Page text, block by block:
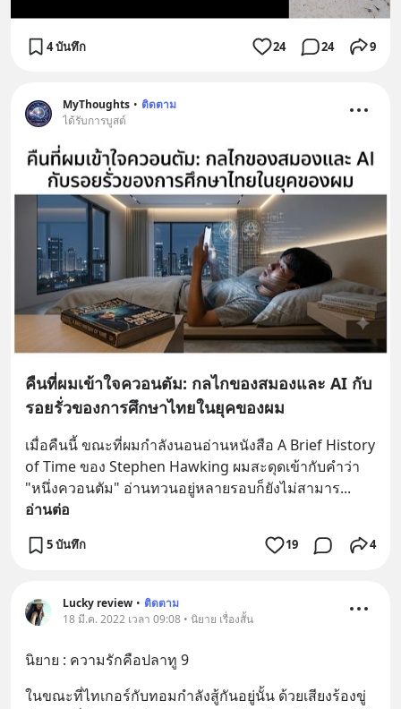
4 บันทึก 24 24 9
MyThoughts • ติดตาม
ได้รับการบูสต์
คืนที่ผมเข้าใจควอนตัม: กลไกของสมองและ AI กับ
รอยรั่วของการศึกษาไทยในยุคของผม
เมื่อคืนนี้ ขณะที่ผมกำลังนอนอ่านหนังสือ A Brief History
of Time ของ Stephen Hawking ผมสะดุดเข้ากับคำว่า
"หนึ่งควอนตัม" อ่านทวนอยู่หลายรอบก็ยังไม่สามาร
อ่านต่อ
5 บันทึก 19 4
Lucky review • ติดตาม
18 มี.ค. 2022 เวลา 09:08 • นิยาย เรื่องสั้น
นิยาย : ความรักคือปลาทู 9
ในขณะที่ไทเกอร์กับทอมกำลังสู้กันอยู่นั้น ด้วยเสียงร้องขู่